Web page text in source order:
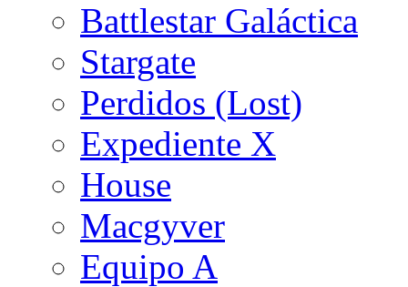
Battlestar Galáctica
Stargate
Perdidos (Lost)
Expediente X
House
Macgyver
Equipo A